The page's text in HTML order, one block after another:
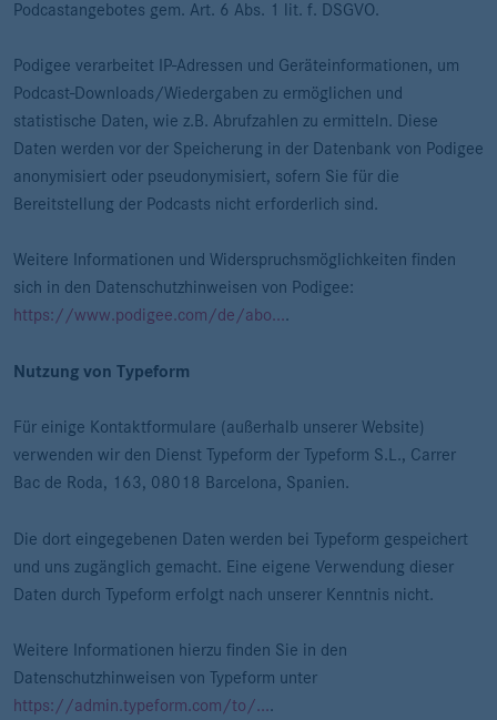
Podcastangebotes gem. Art. 6 Abs. 1 lit. f. DSGVO.
Podigee verarbeitet IP-Adressen und Geräteinformationen, um
Podcast-Downloads/Wiedergaben zu ermöglichen und
statistische Daten, wie z.B. Abrufzahlen zu ermitteln. Diese
Daten werden vor der Speicherung in der Datenbank von Podigee
anonymisiert oder pseudonymisiert, sofern Sie für die
Bereitstellung der Podcasts nicht erforderlich sind.
Weitere Informationen und Widerspruchsmöglichkeiten finden
sich in den Datenschutzhinweisen von Podigee:
https://www.podigee.com/de/abo....
Nutzung von Typeform
Für einige Kontaktformulare (außerhalb unserer Website)
verwenden wir den Dienst Typeform der Typeform S.L., Carrer
Bac de Roda, 163, 08018 Barcelona, Spanien.
Die dort eingegebenen Daten werden bei Typeform gespeichert
und uns zugänglich gemacht. Eine eigene Verwendung dieser
Daten durch Typeform erfolgt nach unserer Kenntnis nicht.
Weitere Informationen hierzu finden Sie in den
Datenschutzhinweisen von Typeform unter
https://admin.typeform.com/to/....